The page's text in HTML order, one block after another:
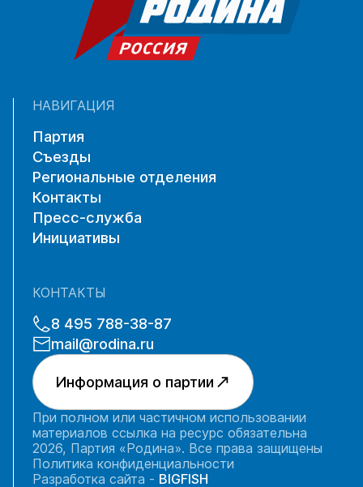
НАВИГАЦИЯ
Партия
Съезды
Региональные отделения
Контакты
Пресс-служба
Инициативы
КОНТАКТЫ
8 495 788-38-87
mail@rodina.ru
Информация о партии
При полном или частичном использовании
материалов ссылка на ресурс обязательна
2026, Партия «Родина». Все права защищены
Политика конфиденциальности
Разработка сайта - BIGFISH